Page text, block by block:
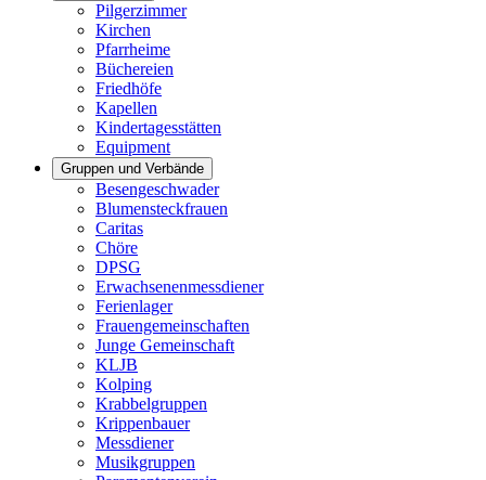
Pilgerzimmer
Kirchen
Pfarrheime
Büchereien
Friedhöfe
Kapellen
Kindertagesstätten
Equipment
Gruppen und Verbände
Besengeschwader
Blumensteckfrauen
Caritas
Chöre
DPSG
Erwachsenenmessdiener
Ferienlager
Frauengemeinschaften
Junge Gemeinschaft
KLJB
Kolping
Krabbelgruppen
Krippenbauer
Messdiener
Musikgruppen